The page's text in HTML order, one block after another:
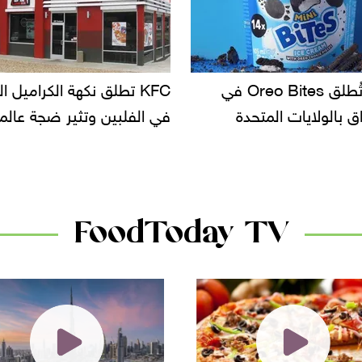
KFC تطلق نكهة الكراميل المملح
وتثير ضجة عالمية
دعوات للتحقيق في أسباب
سحب بعض ألبان
FoodToday TV